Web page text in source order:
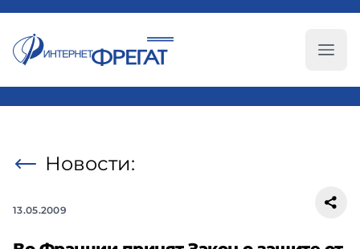
Новости:
13.05.2009